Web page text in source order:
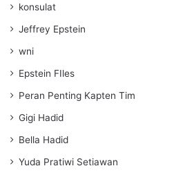
konsulat
Jeffrey Epstein
wni
Epstein FIles
Peran Penting Kapten Tim
Gigi Hadid
Bella Hadid
Yuda Pratiwi Setiawan